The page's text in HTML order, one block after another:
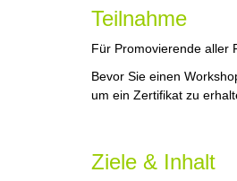
Teilnahme
Für Promovierende aller
Bevor Sie einen
um ein Zertifikat zu
Ziele & Inhalt